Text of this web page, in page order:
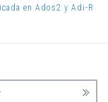
en Ados2 y Adi-R